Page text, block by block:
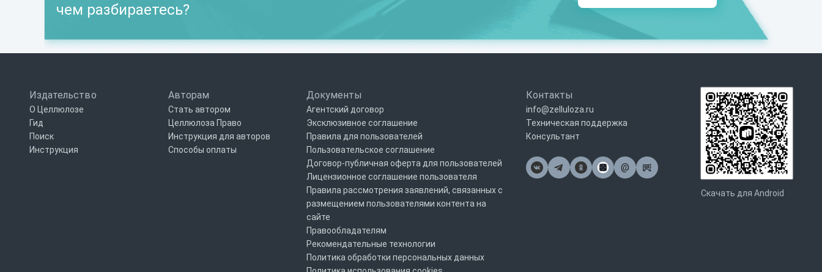
чем разбираетесь?
Издательство
О Целлюлозе
Гид
Поиск
Инструкция
Авторам
Стать автором
Целлюлоза Право
Инструкция для авторов
Способы оплаты
Документы
Агентский договор
Эксклюзивное соглашение
Правила для пользователей
Пользовательское соглашение
Договор-публичная оферта для пользователей
Лицензионное соглашение пользователя
Правила рассмотрения заявлений, связанных с
размещением пользователями контента на
сайте
Правообладателям
Рекомендательные технологии
Политика обработки персональных данных
Контакты
info@zelluloza.ru
Техническая поддержка
Консультант
@Почта
Скачать для Android